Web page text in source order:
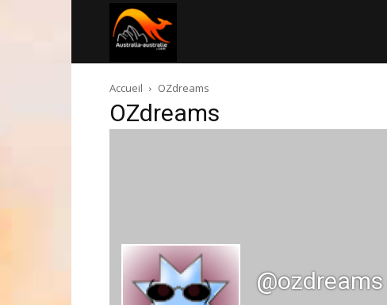
australie.com
Accueil OZdreams
OZdreams
@ozdreams